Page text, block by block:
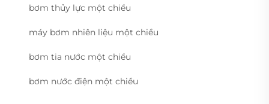
bơm thủy lực một chiều
máy bơm nhiên liệu một chiều
bơm tia nước một chiều
bơm nước điện một chiều